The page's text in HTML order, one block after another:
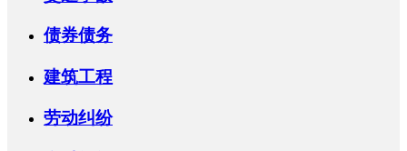
债券债务
建筑工程
劳动纠纷